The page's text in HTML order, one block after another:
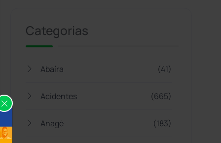
Categorias
Abaíra (41)
Acidentes (665)
Anagé (183)